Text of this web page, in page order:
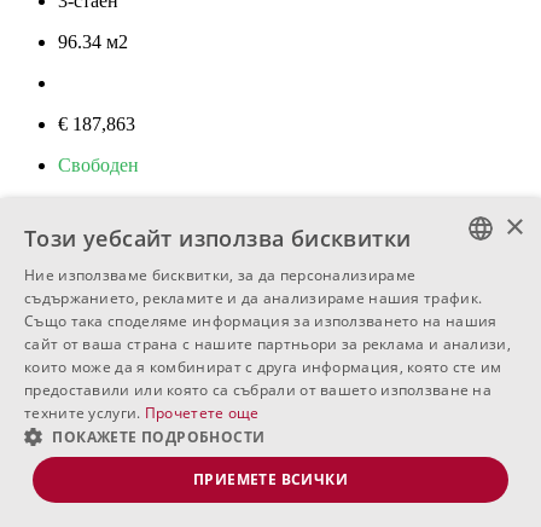
96.34 м2
€ 187,863
Свободен
3-стаен
94.1м2
€ 183,495
BULGARIAN
ENGLISH
RUSSIAN
×
Този уебсайт използва бисквитки
Ние използваме бисквитки, за да персонализираме
съдържанието, рекламите и да анализираме нашия трафик.
Също така споделяме информация за използването на нашия
сайт от ваша страна с нашите партньори за реклама и анализи,
които може да я комбинират с друга информация, която сте им
предоставили или която са събрали от вашето използване на
техните услуги. Прочетете още
ПОКАЖЕТЕ ПОДРОБНОСТИ
ПРИЕМЕТЕ ВСИЧКИ